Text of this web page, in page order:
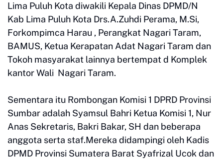
Lima Puluh Kota diwakili Kepala Dinas DPMD/N
Kab Lima Puluh Kota Drs.A.Zuhdi Perama, M.Si,
Forkompimca Harau , Perangkat Nagari Taram,
BAMUS, Ketua Kerapatan Adat Nagari Taram dan
Tokoh masyarakat lainnya bertempat d Komplek
kantor Wali Nagari Taram.
Sementara itu Rombongan Komisi 1 DPRD Provinsi
Sumbar adalah Syamsul Bahri Ketua Komisi 1, Nur
Anas Sekretaris, Bakri Bakar, SH dan beberapa
anggota serta staf.Mereka didampingi oleh Kadis
DPMD Provinsi Sumatera Barat Syafrizal Ucok dan